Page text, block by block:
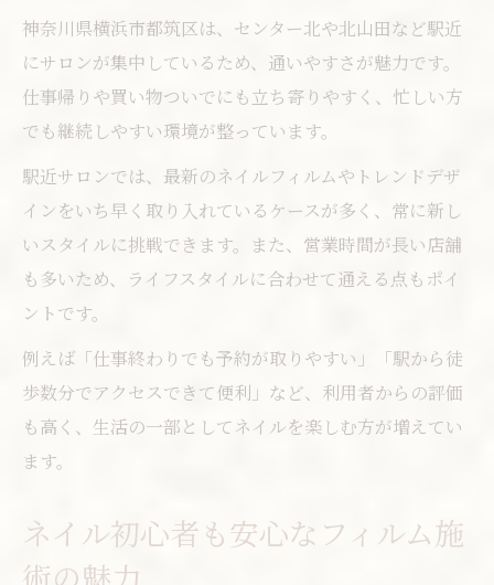
神奈川県横浜市都筑区は、センター北や北山田など駅近
にサロンが集中しているため、通いやすさが魅力です。
仕事帰りや買い物ついでにも立ち寄りやすく、忙しい方
でも継続しやすい環境が整っています。
駅近サロンでは、最新のネイルフィルムやトレンドデザ
インをいち早く取り入れているケースが多く、常に新し
いスタイルに挑戦できます。また、営業時間が長い店舗
も多いため、ライフスタイルに合わせて通える点もポイ
ントです。
例えば「仕事終わりでも予約が取りやすい」「駅から徒
歩数分でアクセスできて便利」など、利用者からの評価
も高く、生活の一部としてネイルを楽しむ方が増えてい
ます。
ネイル初心者も安心なフィルム施